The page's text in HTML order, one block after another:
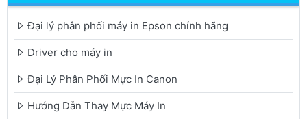
Đại lý phân phối máy in Epson chính hãng
Driver cho máy in
Đại Lý Phân Phối Mực In Canon
Hướng Dẫn Thay Mực Máy In